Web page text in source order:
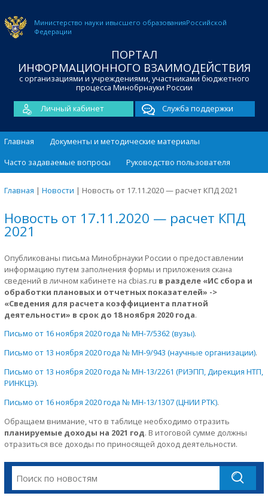
Министерство науки ивысшего образованияРоссийской
Федерации
ПОРТАЛ
ИНФОРМАЦИОННОГО ВЗАИМОДЕЙСТВИЯ
с организациями и учреждениями, участниками бюджетного
процесса Минобрнауки России
Личный кабинет
Служба поддержки
Главная
Документы и методические материалы
Часто задаваемые вопросы
Руководство пользователя
Главная | Новости | Новость от 17.11.2020 — расчет КПД 2021
Новость от 17.11.2020 — расчет КПД
2021
Опубликованы письма Минобрнауки России о предоставлении
информацию путем заполнения формы и приложения скана
сведений в личном кабинете на cbias.ru в разделе «ИС сбора и
обработки плановых и отчетных показателей» ->
«Сведения для расчета коэффициента платной
деятельности» в срок до 18 ноября 2020 года.
Письмо от 16 ноября 2020 года № МН-7/5362 (вузы).
Письмо от 13 ноября 2020 года № МН-9/943 (научные организации).
Письмо от 13 ноября 2020 года № МН-13/2261 (РИЭПП, Дирекция НТП,
РИНКЦЭ).
Письмо от 16 ноября 2020 года № МН-13/1307 (ЦНИИ РТК).
Обращаем внимание, что в таблице необходимо отразить
планируемые доходы на 2021 год. В итоговой сумме должны
отразиться все доходы по приносящей доход деятельности.